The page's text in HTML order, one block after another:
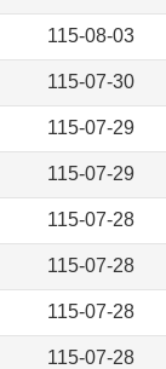
115-08-03
115-07-30
115-07-29
115-07-29
115-07-28
115-07-28
115-07-28
115-07-28